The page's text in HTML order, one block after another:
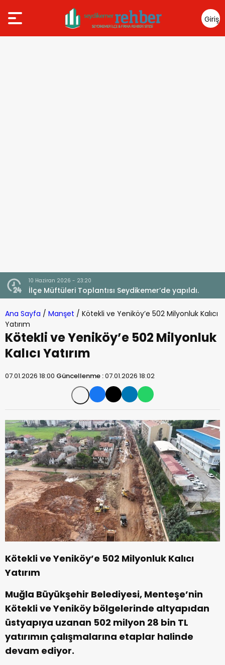
Giriş
Yap
10 Haziran 2026 - 23:20
İlçe Müftüleri Toplantısı Seydikemer’de yapıldı.
Ana Sayfa / Manşet / Kötekli ve Yeniköy’e 502 Milyonluk Kalıcı
Yatırım
Kötekli ve Yeniköy’e 502 Milyonluk
Kalıcı Yatırım
07.01.2026 18:00 Güncellenme :07.01.2026 18:02
Kötekli ve Yeniköy’e 502 Milyonluk Kalıcı
Yatırım
Muğla Büyükşehir Belediyesi, Menteşe’nin
Kötekli ve Yeniköy bölgelerinde altyapıdan
üstyapıya uzanan 502 milyon 28 bin TL
yatırımın çalışmalarına etaplar halinde
devam ediyor.